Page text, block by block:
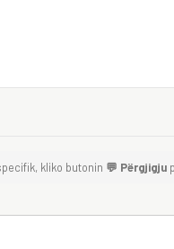
kliko butonin 💬 Përgjigju